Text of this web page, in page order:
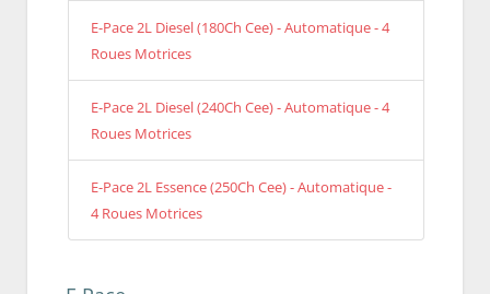
E-Pace 2L Diesel (180Ch Cee) - Automatique - 4
Roues Motrices
E-Pace 2L Diesel (240Ch Cee) - Automatique - 4
Roues Motrices
E-Pace 2L Essence (250Ch Cee) - Automatique -
4 Roues Motrices